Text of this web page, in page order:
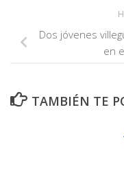
Dos jóvenes
en
TAMBIÉN TE